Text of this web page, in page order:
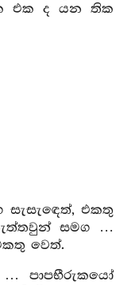
එක ද යන තික
සැසැඳෙත්, එකතු
සමග …
වෙත්.
… පාපභීරුකයෝ